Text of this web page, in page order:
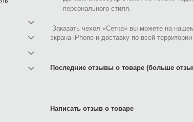
персонального стиля.
Заказать чехол «Сетка» вы можете на
экрана iPhone и доставку по всей
Последние отзывы о товаре (больше
Написать отзыв о товаре